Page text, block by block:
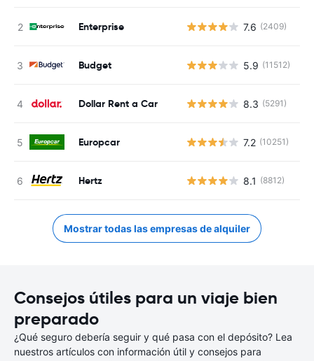
Enterprise 7.6 (2409)
Budget 5.9 (11512)
Dollar Rent a Car 8.3 (5291)
Europcar 7.2 (10251)
Hertz 8.1 (8812)
Mostrar todas las empresas de alquiler
Consejos útiles para un viaje bien
preparado
¿Qué seguro debería seguir y qué pasa con el depósito? Lea
nuestros artículos con información útil y consejos para